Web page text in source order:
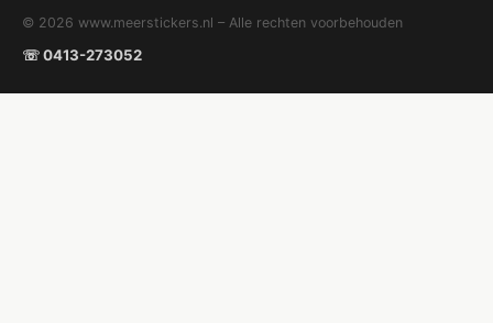
© 2026 www.meerstickers.nl – Alle rechten voorbehouden
☏ 0413-273052